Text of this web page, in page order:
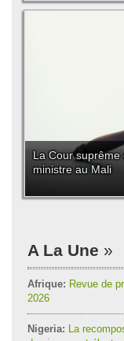
La Cour suprême
ministre au Mali
A La Une
Afrique: Revue de
2026
Nigeria: La